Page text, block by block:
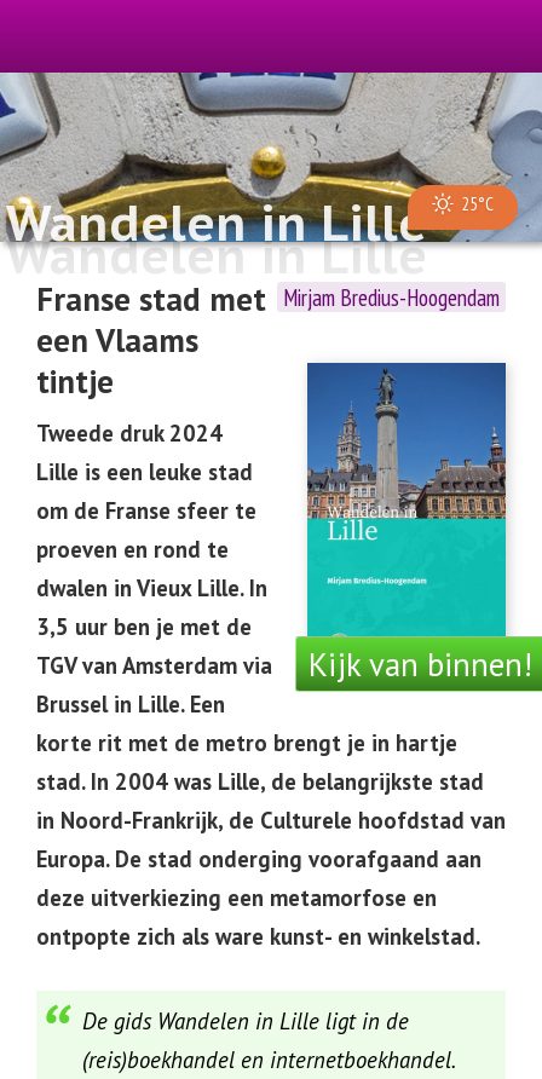
Wandelen in Lille
Wandelen in Lille 25°C
Mirjam Bredius-Hoogendam
Kijk van binnen!
Franse stad met
een Vlaams
tintje
Tweede druk 2024
Lille is een leuke stad
om de Franse sfeer te
proeven en rond te
dwalen in Vieux Lille. In
3,5 uur ben je met de
TGV van Amsterdam via
Brussel in Lille. Een
korte rit met de metro brengt je in hartje
stad. In 2004 was Lille, de belangrijkste stad
in Noord-Frankrijk, de Culturele hoofdstad van
Europa. De stad onderging voorafgaand aan
deze uitverkiezing een metamorfose en
ontpopte zich als ware kunst- en winkelstad.
De gids Wandelen in Lille ligt in de
(reis)boekhandel en internetboekhandel.